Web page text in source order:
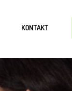
KONTAKT